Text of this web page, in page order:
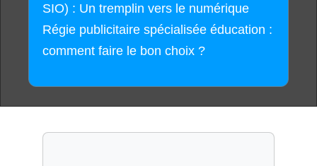
SIO) : Un tremplin vers le numérique
Régie publicitaire spécialisée éducation :
comment faire le bon choix ?